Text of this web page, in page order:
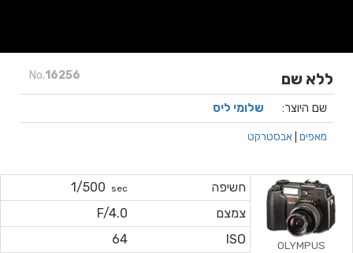
No.16256 ללא שם
שם היוצר: שלומי ליס
מאפים אבסטרקט
חשיפה sec
1/500
צמצם
F/4.0
ISO
64
OLYMPUS